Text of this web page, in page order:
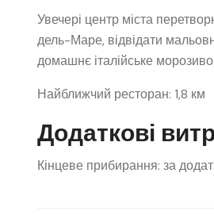
Увечері центр міста
дель-Маре, відвідати
домашнє італійське морозиво.
Найближчий ресторан: 1,8 км
Додаткові
Кінцеве прибирання: за